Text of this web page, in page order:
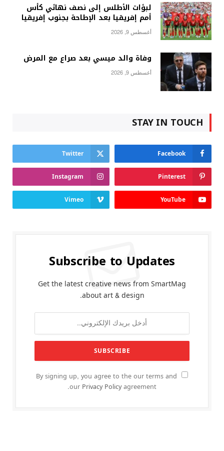
لبؤات الأطلس إلى نصف نهائي كأس
أمم إفريقيا بعد الإطاحة بجنوب إفريقيا
أغسطس 9, 2026
وفاة والد ميسي بعد صراع مع المرض
أغسطس 9, 2026
STAY IN TOUCH
Facebook
Twitter
Pinterest
Instagram
YouTube
Vimeo
Subscribe to Updates
Get the latest creative news from SmartMag
about art & design.
By signing up, you agree to the our terms and
our Privacy Policyagreement.